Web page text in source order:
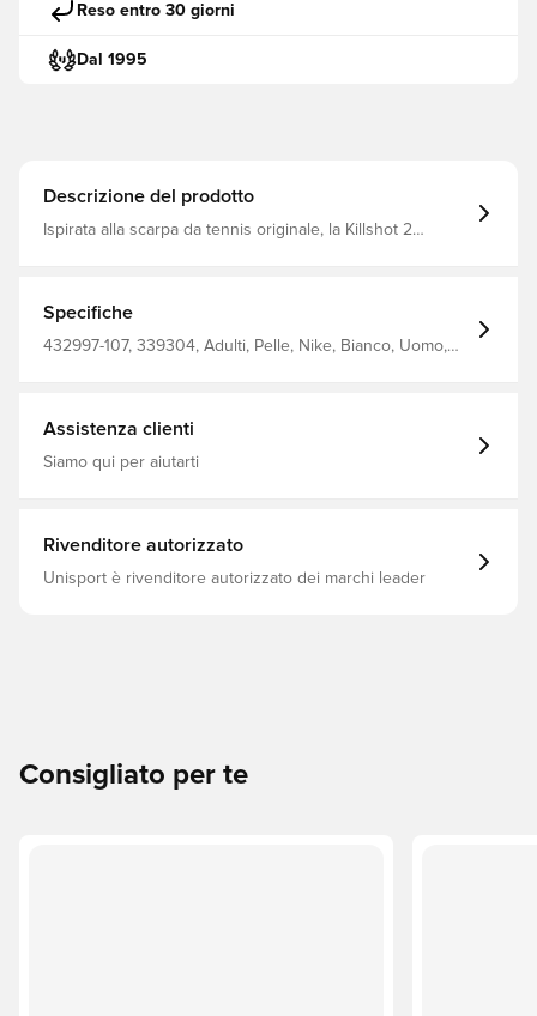
Reso entro 30 giorni
Dal 1995
Descrizione del prodotto
Ispirata alla scarpa da tennis originale, la Killshot 2
campo con un tocco moderno La tomaia in pelle con
dettagli in pelle scamosciata si ammorbidisce e acquista
un carattere vintage con l'usura La suola in gomma
Specifiche
432997-107, 339304, Adulti, Pelle, Nike, Bianco, Uomo,
Assistenza clienti
Siamo qui per aiutarti
Rivenditore autorizzato
Unisport è rivenditore autorizzato dei marchi leader
Consigliato per te